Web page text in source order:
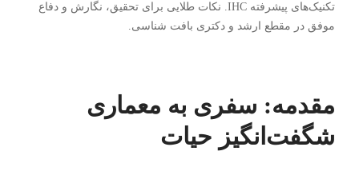
تکنیک‌های پیشرفته IHC. نکات طلایی برای تحقیق، نگارش و دفاع
موفق در مقطع ارشد و دکتری بافت شناسی.
مقدمه: سفری به معماری
شگفت‌انگیز حیات